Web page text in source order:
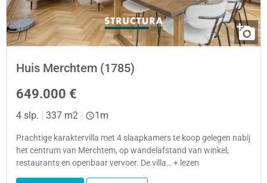
Huis Merchtem (1785)
649.000 €
4 slp. 337 m2 1m
Prachtige karaktervilla met 4 slaapkamers te koop gelegen nabij
het centrum van Merchtem, op wandelafstand van winkel,
restaurants en openbaar vervoer. De villa… + lezen